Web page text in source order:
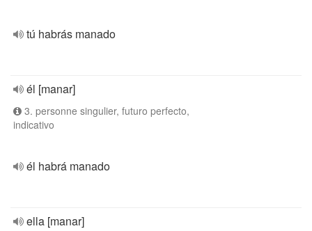
tú habrás manado
él [manar]
3. personne singulier, futuro perfecto,
indicativo
él habrá manado
ella [manar]